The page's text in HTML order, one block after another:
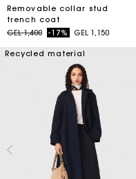
Removable collar stud
trench coat
Price reduced from
GEL 1,400to-17% GEL 1,150
Recycled material